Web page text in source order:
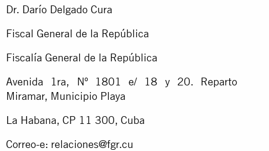
Dr. Darío Delgado Cura
Fiscal General de la República
Fiscalía General de la República
Avenida 1ra, Nº 1801 e/ 18 y 20. Reparto
Miramar, Municipio Playa
La Habana, CP 11 300, Cuba
Correo-e: relaciones@fgr.cu